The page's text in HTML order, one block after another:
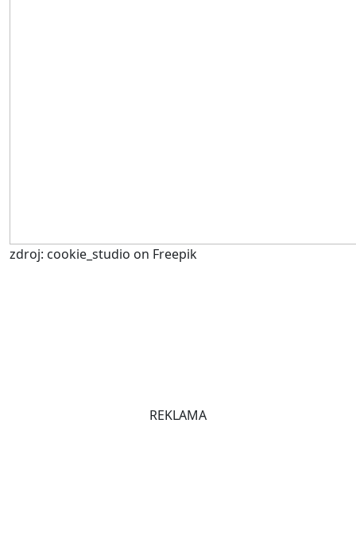
zdroj: cookie_studio on Freepik
REKLAMA